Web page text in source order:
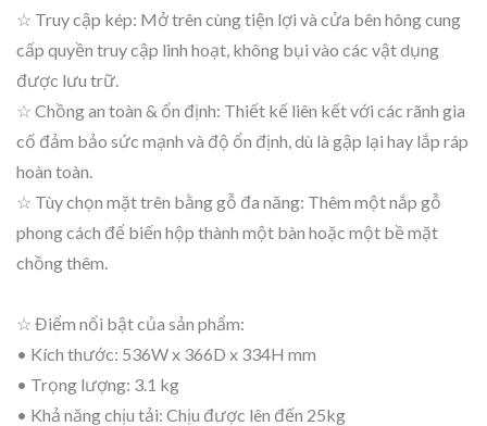
☆ Truy cập kép: Mở trên cùng tiện lợi và cửa bên hông cung
cấp quyền truy cập linh hoạt, không bụi vào các vật dụng
được lưu trữ.
☆ Chồng an toàn & ổn định: Thiết kế liên kết với các rãnh gia
cố đảm bảo sức mạnh và độ ổn định, dù là gập lại hay lắp ráp
hoàn toàn.
☆ Tùy chọn mặt trên bằng gỗ đa năng: Thêm một nắp gỗ
phong cách để biến hộp thành một bàn hoặc một bề mặt
chồng thêm.
☆ Điểm nổi bật của sản phẩm:
• Kích thước: 536W x 366D x 334H mm
• Trọng lượng: 3.1 kg
• Khả năng chịu tải: Chịu được lên đến 25kg